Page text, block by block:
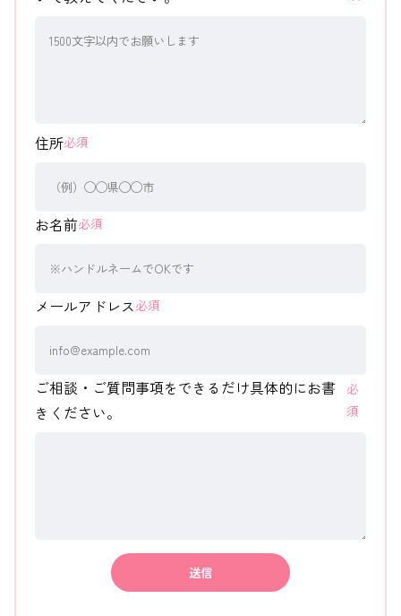
住所必須
お名前必須
メールアドレス必須
ご相談・ご質問事項をできるだけ具体的にお書
きください。
必
須